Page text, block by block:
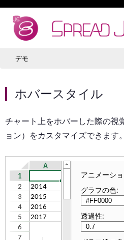
デモ
ホバースタイル
チャート上をホバーした際の視
ョン）をカスタマイズできます。